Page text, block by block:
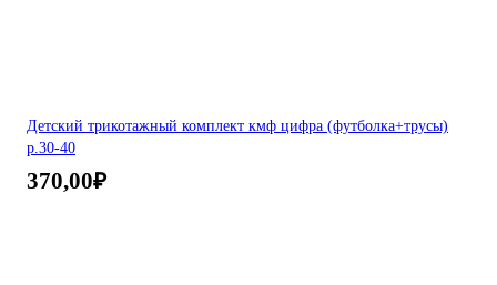
Детский трикотажный комплект кмф цифра (футболка+трусы)
р.30-40
370,00₽